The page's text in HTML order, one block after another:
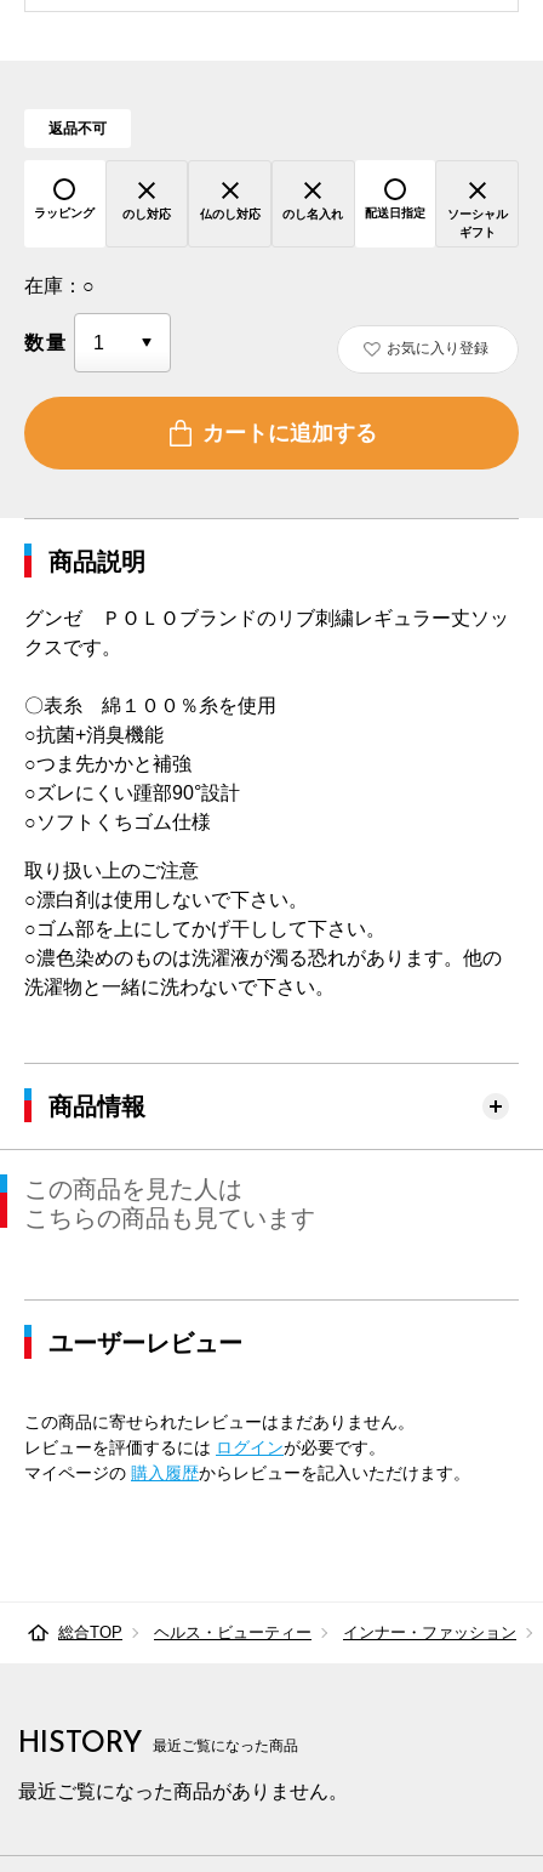
返品不可
ラッピング のし対応 仏のし対応 のし名入れ 配送日指定
ソーシャル
ギフト
在庫： ○
数量 お気に入り登録
商品説明
グンゼ ＰＯＬＯブランドのリブ刺繍レギュラー丈ソッ
クスです。
〇表糸 綿１００％糸を使用
○抗菌+消臭機能
○つま先かかと補強
○ズレにくい踵部90°設計
○ソフトくちゴム仕様
取り扱い上のご注意
○漂白剤は使用しないで下さい。
○ゴム部を上にしてかげ干しして下さい。
○濃色染めのものは洗濯液が濁る恐れがあります。他の
洗濯物と一緒に洗わないで下さい。
商品情報
この商品を見た人は
こちらの商品も見ています
ユーザーレビュー
この商品に寄せられたレビューはまだありません。
レビューを評価するには ログインが必要です。
マイページの 購入履歴からレビューを記入いただけます。
総合TOP ヘルス・ビューティー インナー・ファッション
HISTORY 最近ご覧になった商品
最近ご覧になった商品がありません。